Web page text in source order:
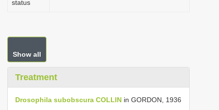
status
Show all
Treatment
Drosophila subobscura COLLIN in GORDON, 1936